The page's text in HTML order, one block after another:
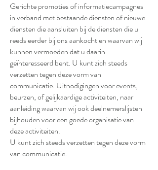
Gerichte promoties of informatiecampagnes
in verband met bestaande diensten of nieuwe
diensten die aansluiten bij de diensten die u
reeds eerder bij ons aankocht en waarvan wij
kunnen vermoeden dat u daarin
geïnteresseerd bent. U kunt zich steeds
verzetten tegen deze vorm van
communicatie. Uitnodigingen voor events,
beurzen, of gelijkaardige activiteiten, naar
aanleiding waarvan wij ook deelnemerslijsten
bijhouden voor een goede organisatie van
deze activiteiten.
U kunt zich steeds verzetten tegen deze vorm
van communicatie.